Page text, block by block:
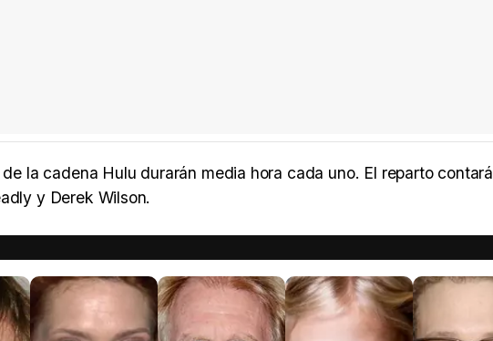
la cadena Hulu durarán media hora cada uno. El reparto contará
y Derek Wilson.